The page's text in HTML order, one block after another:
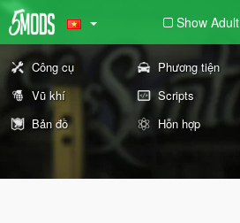
Show Adult
Công cụ Phương tiện
Vũ khí
Scripts
Bản đồ
Hỗn hợp